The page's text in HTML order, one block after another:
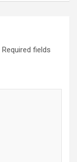
Required fields